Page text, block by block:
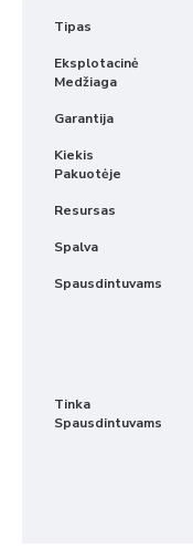
Tipas
Eksplotacinė
Medžiaga
Garantija
Kiekis
Pakuotėje
Resursas
Spalva
Spausdintuvams
Tinka
Spausdintuvams